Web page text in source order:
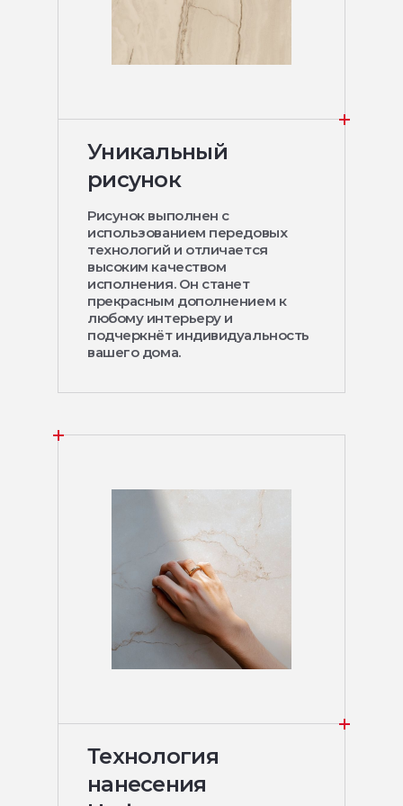
Уникальный
рисунок
Рисунок выполнен с
использованием передовых
технологий и отличается
высоким качеством
исполнения. Он станет
прекрасным дополнением к
любому интерьеру и
подчеркнёт индивидуальность
вашего дома.
Технология
нанесения